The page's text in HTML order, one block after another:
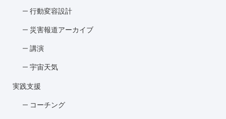
行動変容設計
災害報道アーカイブ
講演
宇宙天気
実践支援
コーチング